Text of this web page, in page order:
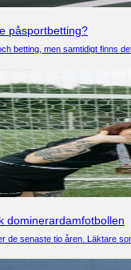
påsportbetting?
betting, men samtidigt finns
dominerardamfotbollen
de senaste tio åren. Läktare